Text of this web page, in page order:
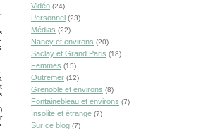
Vidéo (24)
Personnel (23)
Médias (22)
Nancy et environs (20)
Saclay et Grand Paris (18)
Femmes (15)
Outremer (12)
Grenoble et environs (8)
Fontainebleau et environs (7)
Insolite et étrange (7)
Sur ce blog (7)